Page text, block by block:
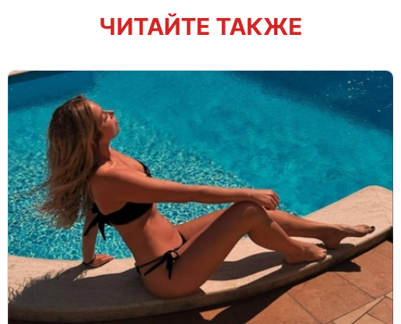
ЧИТАЙТЕ ТАКЖЕ